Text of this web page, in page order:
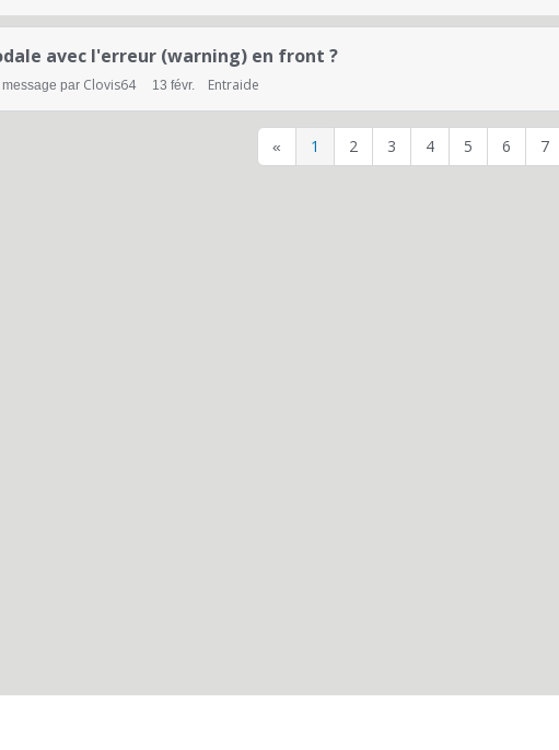
avec l'erreur (warning) en front ?
message par Clovis64 13 févr. Entraide
« 1 2 3 4 5 6 7